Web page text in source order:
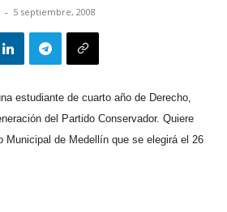
- 5 septiembre, 2008
estudiante de cuarto año de Derecho,
del Partido Conservador. Quiere
Municipal de Medellín que se elegirá el 26